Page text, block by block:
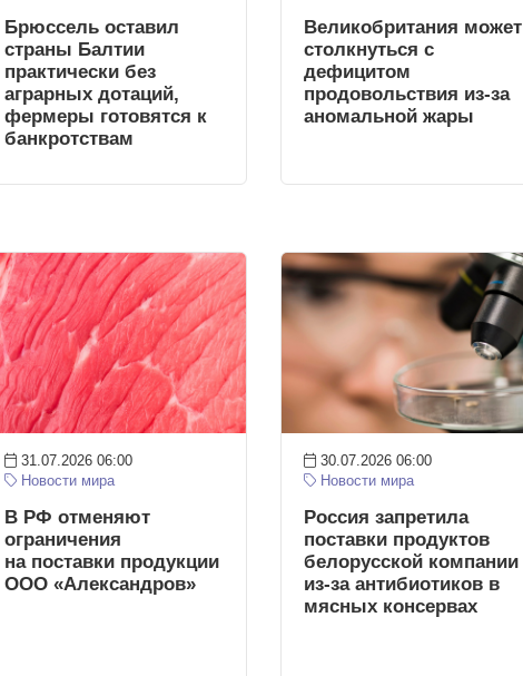
Брюссель оставил
страны Балтии
практически без
аграрных дотаций,
фермеры готовятся к
банкротствам
Великобритания может
столкнуться с
дефицитом
продовольствия из-за
аномальной жары
31.07.2026 06:00
Новости мира
В РФ отменяют
ограничения
на поставки продукции
ООО «Александров»
30.07.2026 06:00
Новости мира
Россия запретила
поставки продуктов
белорусской компании
из-за антибиотиков в
мясных консервах